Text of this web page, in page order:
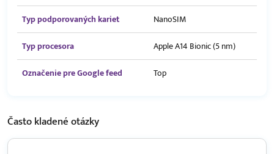
Typ podporovaných kariet
NanoSIM
Typ procesora
Apple A14 Bionic (5 nm)
Označenie pre Google feed
Top
Často kladenéotázky